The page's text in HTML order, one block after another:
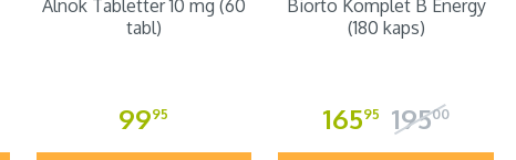
Alnok Tabletter 10 mg (60
tabl)
9995
Biorto Komplet B Energy
(180 kaps)
16595 19500